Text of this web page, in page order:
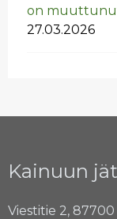
on
27.03.2026
Kainuun
Viestitie 2, 87700